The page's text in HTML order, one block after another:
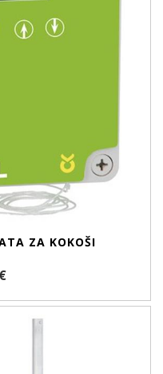
ZA KOKOŠI